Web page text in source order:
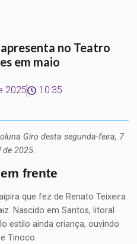
no Teatro
em maio
2025 10:35
Giro desta segunda-feira, 7
de 2025.
frente
que fez de Renato Teixeira
Nascido em Santos, litoral
estilo ainda criança, ouvindo
Tinoco.